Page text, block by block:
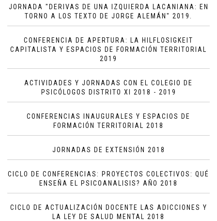
JORNADA "DERIVAS DE UNA IZQUIERDA LACANIANA: EN
TORNO A LOS TEXTO DE JORGE ALEMÁN" 2019.
CONFERENCIA DE APERTURA: LA HILFLOSIGKEIT
CAPITALISTA Y ESPACIOS DE FORMACIÓN TERRITORIAL
2019
ACTIVIDADES Y JORNADAS CON EL COLEGIO DE
PSICÓLOGOS DISTRITO XI 2018 - 2019
CONFERENCIAS INAUGURALES Y ESPACIOS DE
FORMACIÓN TERRITORIAL 2018
JORNADAS DE EXTENSIÓN 2018
CICLO DE CONFERENCIAS: PROYECTOS COLECTIVOS: QUÉ
ENSEÑA EL PSICOANALISIS? AÑO 2018
CICLO DE ACTUALIZACIÓN DOCENTE LAS ADICCIONES Y
LA LEY DE SALUD MENTAL 2018